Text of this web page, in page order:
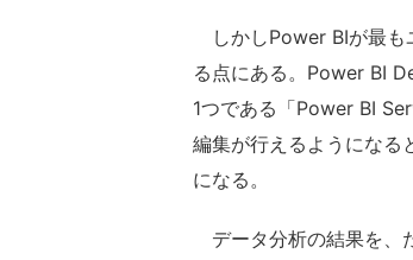
しかしPower BIが最も
る点にある。Power BI
1つである「Power BI
編集が行えるようになる
になる。
データ分析の結果を、